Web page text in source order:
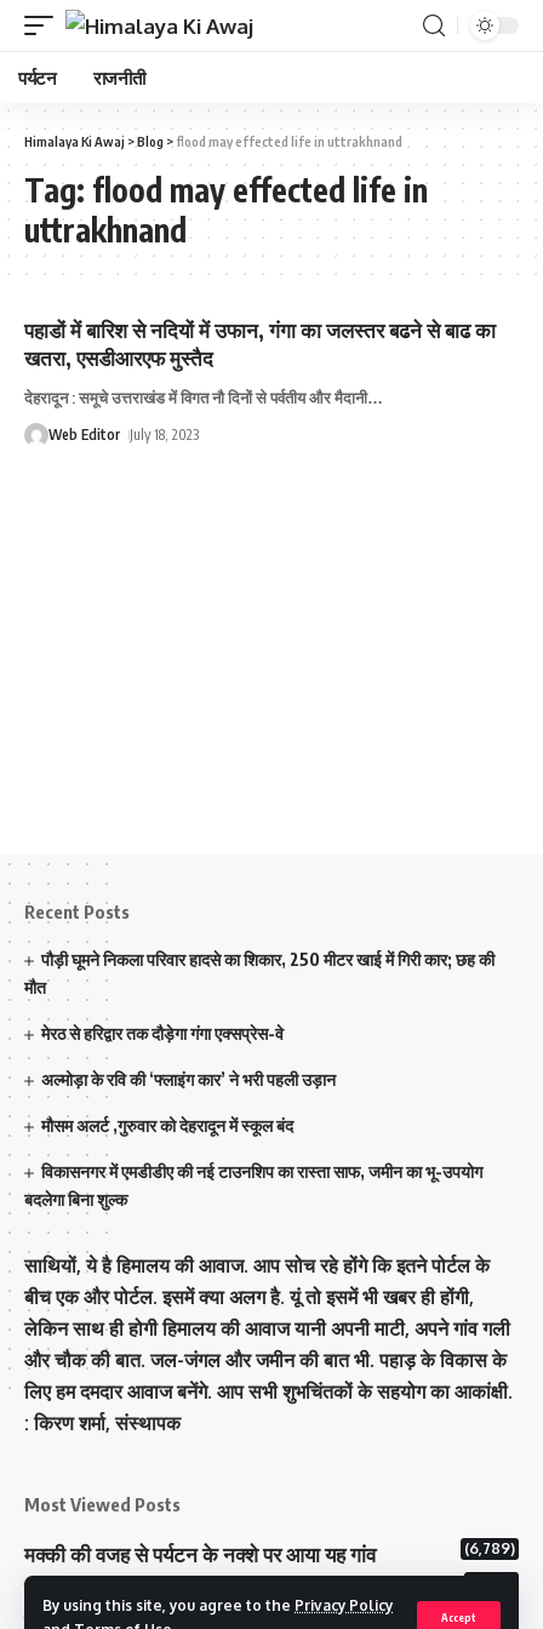
By using this site, you agree to the Privacy Policy
Accept
पर्यटन राजनीती
Himalaya Ki Awaj >Blog > flood may effected life in uttrakhnand
Tag: flood may effected life in
uttrakhnand
पहाडों में बारिश से नदियों में उफान, गंगा का जलस्‍तर बढने से बाढ का
खतरा, एसडीआरएफ मुस्‍तैद
देहरादून : समूचे उत्तराखंड में विगत नौ दिनों से पर्वतीय और मैदानी…
Web Editor July 18, 2023
Recent Posts
पौड़ी घूमने निकला परिवार हादसे का शिकार, 250 मीटर खाई में गिरी कार; छह की
मौत
मेरठ से हरिद्वार तक दौड़ेगा गंगा एक्सप्रेस-वे
अल्मोड़ा के रवि की ‘फ्लाइंग कार’ ने भरी पहली उड़ान
मौसम अलर्ट ,गुरुवार को देहरादून में स्कूल बंद
विकासनगर में एमडीडीए की नई टाउनशिप का रास्ता साफ, जमीन का भू-उपयोग
बदलेगा बिना शुल्क
साथियों, ये है हिमालय की आवाज. आप सोच रहे होंगे कि इतने पोर्टल के
बीच एक और पोर्टल. इसमें क्या अलग है. यूं तो इसमें भी खबर ही होंगी,
लेकिन साथ ही होगी हिमालय की आवाज यानी अपनी माटी, अपने गांव गली
और चौक की बात. जल-जंगल और जमीन की बात भी. पहाड़ के विकास के
लिए हम दमदार आवाज बनेंगे. आप सभी शुभचिंतकों के सहयोग का आकांक्षी.
: किरण शर्मा, संस्‍थापक
Most Viewed Posts
मक्‍की की वजह से पर्यटन के नक्‍शे पर आया यह गांव (6,789)
राज्य में 12 पी माइनस थ्री पोलिंग स्टेशन बनाए गए
टिहरी राजपरिवार के पास 200 करोड से अधिक की संपत्ति (5,130)